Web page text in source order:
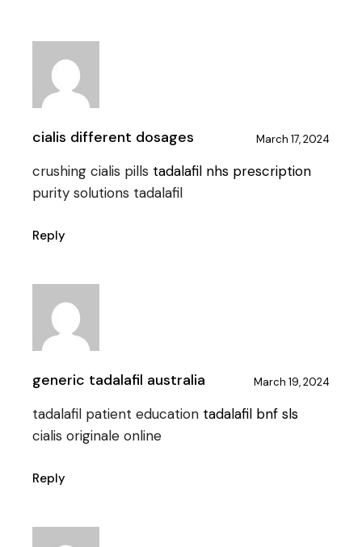
cialis different dosages March 17, 2024
crushing cialis pills tadalafil nhs prescription
purity solutions tadalafil
Reply
generic tadalafil australia March 19, 2024
tadalafil patient education tadalafil bnf sls
cialis originale online
Reply